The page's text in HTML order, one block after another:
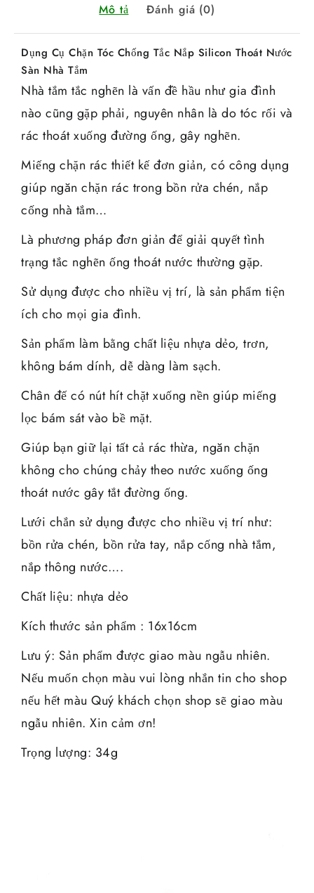
Mô tả Đánh giá (0)
Dụng Cụ Chặn Tóc Chống Tắc Nắp Silicon Thoát Nước
Sàn Nhà Tắm
Nhà tắm tắc nghẽn là vấn đề hầu như gia đình
nào cũng gặp phải, nguyên nhân là do tóc rối và
rác thoát xuống đường ống, gây nghẽn.
Miếng chặn rác thiết kế đơn giản, có công dụng
giúp ngăn chặn rác trong bồn rửa chén, nắp
cống nhà tắm…
Là phương pháp đơn giản để giải quyết tình
trạng tắc nghẽn ống thoát nước thường gặp.
Sử dụng được cho nhiều vị trí, là sản phẩm tiện
ích cho mọi gia đình.
Sản phẩm làm bằng chất liệu nhựa dẻo, trơn,
không bám dính, dễ dàng làm sạch.
Chân đế có nút hít chặt xuống nền giúp miếng
lọc bám sát vào bề mặt.
Giúp bạn giữ lại tất cả rác thừa, ngăn chặn
không cho chúng chảy theo nước xuống ống
thoát nước gây tắt đường ống.
Lưới chắn sử dụng được cho nhiều vị trí như:
bồn rửa chén, bồn rửa tay, nắp cống nhà tắm,
nắp thông nước….
Chất liệu: nhựa dẻo
Kích thước sản phẩm : 16x16cm
Lưu ý: Sản phẩm được giao màu ngẫu nhiên.
Nếu muốn chọn màu vui lòng nhắn tin cho shop
nếu hết màu Quý khách chọn shop sẽ giao màu
ngẫu nhiên. Xin cảm ơn!
Trọng lượng: 34g